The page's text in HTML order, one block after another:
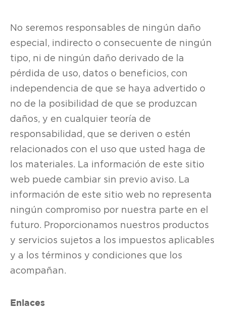
No seremos responsables de ningún daño
especial, indirecto o consecuente de ningún
tipo, ni de ningún daño derivado de la
pérdida de uso, datos o beneficios, con
independencia de que se haya advertido o
no de la posibilidad de que se produzcan
daños, y en cualquier teoría de
responsabilidad, que se deriven o estén
relacionados con el uso que usted haga de
los materiales. La información de este sitio
web puede cambiar sin previo aviso. La
información de este sitio web no representa
ningún compromiso por nuestra parte en el
futuro. Proporcionamos nuestros productos
y servicios sujetos a los impuestos aplicables
y a los términos y condiciones que los
acompañan.
Enlaces